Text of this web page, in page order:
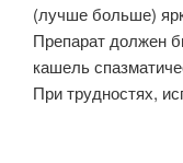
(лучше больше)
Препарат должен
кашель
При трудностях,